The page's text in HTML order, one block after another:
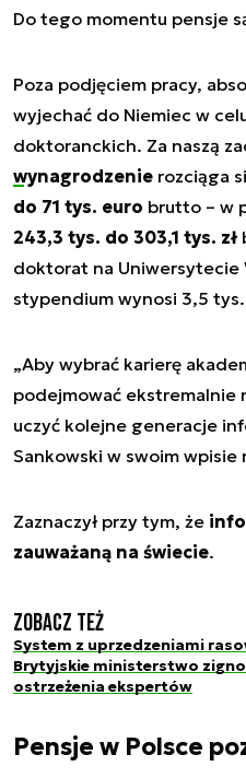
Do tego momentu pensje
Poza podjęciem pracy,
wyjechać do Niemiec w
doktoranckich. Za naszą
wynagrodzenie rozciąga
do 71 tys. euro brutto – w
243,3 tys. do 303,1 tys. zł
doktorat na Uniwersytecie
stypendium wynosi 3,5
„Aby wybrać karierę
podejmować ekstremalnie
uczyć kolejne generacje
Sankowski w swoim wpisie
Zaznaczył przy tym, że
zauważaną na świecie.
Zobacz też
System z uprzedzeniami
Brytyjskie ministerstwo
ostrzeżenia ekspertów
Pensje w Polsce